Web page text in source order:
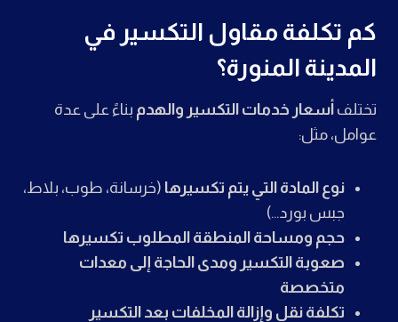
كم تكلفة مقاول التكسير في
المدينة المنورة؟
تختلف أسعار خدمات التكسير والهدم بناءً على عدة
عوامل، مثل:
نوع المادة التي يتم تكسيرها (خرسانة، طوب، بلاط،
جبس بورد…)
حجم ومساحة المنطقة المطلوب تكسيرها
صعوبة التكسير ومدى الحاجة إلى معدات
متخصصة
تكلفة نقل وإزالة المخلفات بعد التكسير